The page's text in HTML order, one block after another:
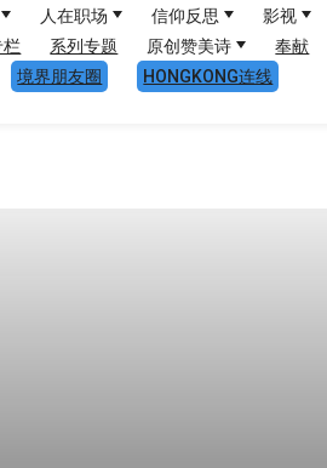
人在职场 信仰反思
影视
栏 系列专题 原创赞美诗
奉献
境界朋友圈
HONGKONG连线